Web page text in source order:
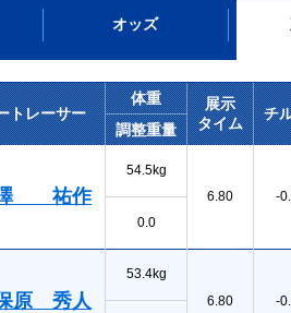
オッズ
トレーサー
体重
展示
タイム
チ
調整重量
祐作
54.5kg
6.80
-
0.0
原 秀人
53.4kg
6.80
-